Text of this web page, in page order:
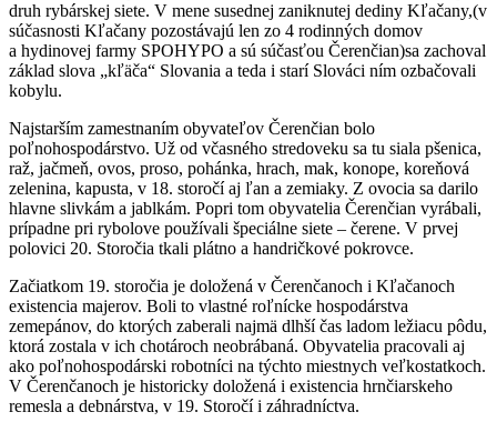
druh rybárskej siete. V mene susednej zaniknutej dediny Kľačany,(v
súčasnosti Kľačany pozostávajú len zo 4 rodinných domov
a hydinovej farmy SPOHYPO a sú súčasťou Čerenčian)sa zachoval
základ slova „kľäča“ Slovania a teda i starí Slováci ním ozbačovali
kobylu.
Najstarším zamestnaním obyvateľov Čerenčian bolo
poľnohospodárstvo. Už od včasného stredoveku sa tu siala pšenica,
raž, jačmeň, ovos, proso, pohánka, hrach, mak, konope, koreňová
zelenina, kapusta, v 18. storočí aj ľan a zemiaky. Z ovocia sa darilo
hlavne slivkám a jablkám. Popri tom obyvatelia Čerenčian vyrábali,
prípadne pri rybolove používali špeciálne siete – čerene. V prvej
polovici 20. Storočia tkali plátno a handričkové pokrovce.
Začiatkom 19. storočia je doložená v Čerenčanoch i Kľačanoch
existencia majerov. Boli to vlastné roľnícke hospodárstva
zemepánov, do ktorých zaberali najmä dlhší čas ladom ležiacu pôdu,
ktorá zostala v ich chotároch neobrábaná. Obyvatelia pracovali aj
ako poľnohospodárski robotníci na týchto miestnych veľkostatkoch.
V Čerenčanoch je historicky doložená i existencia hrnčiarskeho
remesla a debnárstva, v 19. Storočí i záhradníctva.